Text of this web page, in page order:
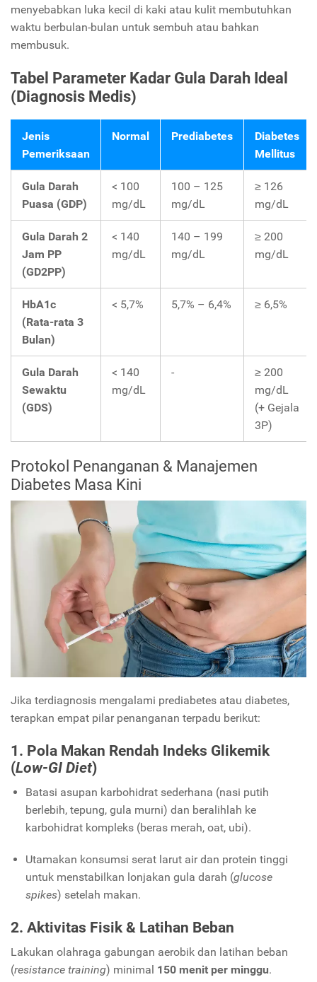
menyebabkan luka kecil di kaki atau kulit membutuhkan
waktu berbulan-bulan untuk sembuh atau bahkan
membusuk.
Tabel Parameter Kadar Gula Darah Ideal
(Diagnosis Medis)
Jenis
Pemeriksaan
Normal Prediabetes
Diabetes
Mellitus
Gula Darah
Puasa (GDP)
< 100
mg/dL
100 – 125
mg/dL
≥ 126
mg/dL
Gula Darah 2
Jam PP
(GD2PP)
< 140
mg/dL
140 – 199
mg/dL
≥ 200
mg/dL
HbA1c
(Rata-rata 3
Bulan)
< 5,7% 5,7% – 6,4% ≥ 6,5%
Gula Darah
Sewaktu
(GDS)
< 140
mg/dL
-
≥ 200
mg/dL
(+ Gejala
3P)
Protokol Penanganan & Manajemen
Diabetes Masa Kini
Jika terdiagnosis mengalami prediabetes atau diabetes,
terapkan empat pilar penanganan terpadu berikut:
1. Pola Makan Rendah Indeks Glikemik
(Low-GI Diet)
Batasi asupan karbohidrat sederhana (nasi putih
berlebih, tepung, gula murni) dan beralihlah ke
karbohidrat kompleks (beras merah, oat, ubi).
Utamakan konsumsi serat larut air dan protein tinggi
untuk menstabilkan lonjakan gula darah (glucose
spikes) setelah makan.
2. Aktivitas Fisik & Latihan Beban
Lakukan olahraga gabungan aerobik dan latihan beban
(resistance training) minimal 150 menit per minggu.